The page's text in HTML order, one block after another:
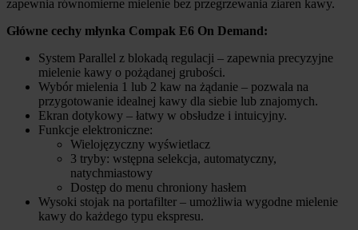
zapewnia równomierne mielenie bez przegrzewania ziaren kawy.
Główne cechy młynka Compak E6 On Demand:
System Parallel z blokadą regulacji – zapewnia precyzyjne
mielenie kawy o pożądanej grubości.
Wybór mielenia 1 lub 2 kaw na żądanie – pozwala na
przygotowanie idealnej kawy dla siebie lub znajomych.
Ekran dotykowy – łatwy w obsłudze i intuicyjny.
Funkcje elektroniczne:
Wielojęzyczny wyświetlacz
3 tryby: wstępna selekcja, automatyczny,
natychmiastowy
Dostęp do menu chroniony hasłem
Wysoki stojak na portafilter – umożliwia wygodne mielenie
kawy do każdego typu ekspresu.